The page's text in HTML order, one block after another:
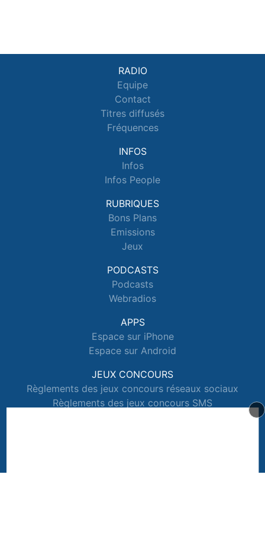
RADIO
Equipe
Contact
Titres diffusés
Fréquences
INFOS
Infos
Infos People
RUBRIQUES
Bons Plans
Emissions
Jeux
PODCASTS
Podcasts
Webradios
APPS
Espace sur iPhone
Espace sur Android
JEUX CONCOURS
Règlements des jeux concours réseaux sociaux
Règlements des jeux concours SMS